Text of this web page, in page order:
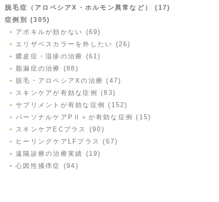
脱毛症（アロペシアX・ホルモン異常など） (17)
症例別 (305)
アポキルが効かない (69)
エリザベスカラーを外したい (26)
膿皮症・湿疹の治療 (61)
脂漏症の治療 (88)
脱毛・アロペシアXの治療 (47)
スキンケアが有効な症例 (83)
サプリメントが有効な症例 (152)
パーソナルケアPⅡ＋が有効な症例 (15)
スキンケアECプラス (90)
ヒーリングケアLFプラス (67)
遠隔診療の治療実績 (19)
心因性掻痒症 (94)